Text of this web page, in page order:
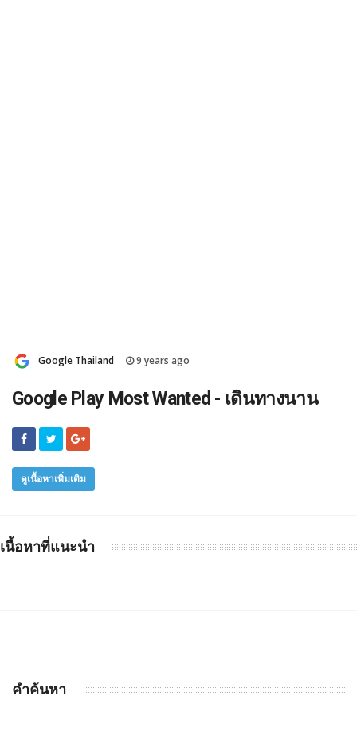
Google Thailand 9 years ago
Google Play Most Wanted - เดินทางนาน
ดูเนื้อหาเพิ่มเติม
เนื้อหาที่แนะนำ
คำค้นหา